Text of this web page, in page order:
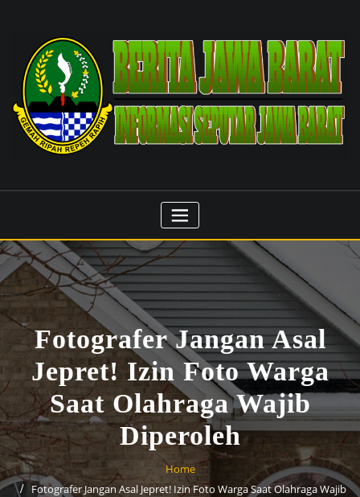
Fotografer Jangan Asal
Jepret! Izin Foto Warga
Saat Olahraga Wajib
Diperoleh
Home
Fotografer Jangan Asal Jepret! Izin Foto Warga Saat Olahraga Wajib